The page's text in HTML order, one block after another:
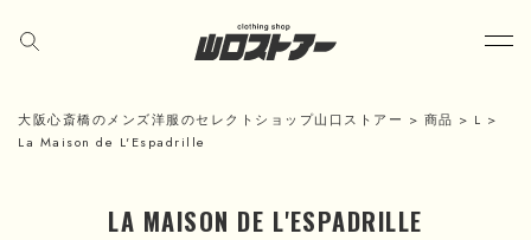
大阪心斎橋のメンズ洋服のセレクトショップ山口ストアー > 商品 > L >
La Maison de L'Espadrille
LA MAISON DE L'ESPADRILLE